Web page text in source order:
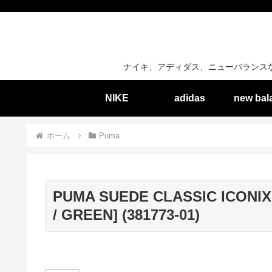
ナイキ、アディダス、ニューバラン
NIKE adidas new
ホーム Puma
PUMA SUEDE CLASSIC
/ GREEN] (381773-01)